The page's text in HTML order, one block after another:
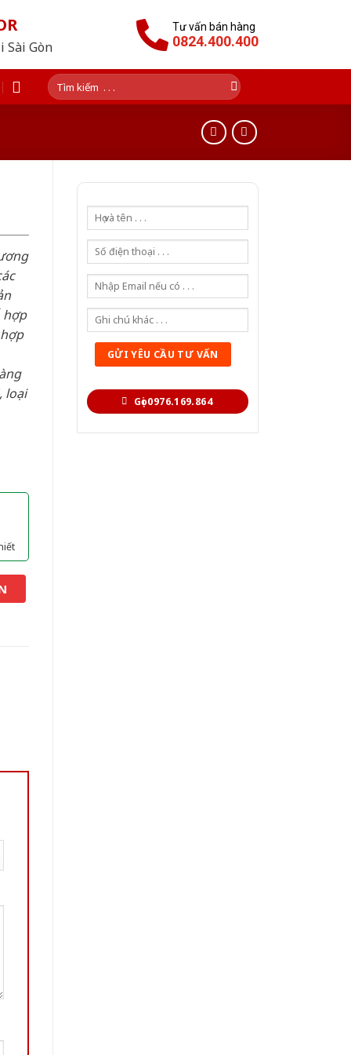
Sài Gòn
Tư vấn bán hàng
0824.400.400
Tìm
kiếm:
Gọi 0976.169.864
hợp
loại